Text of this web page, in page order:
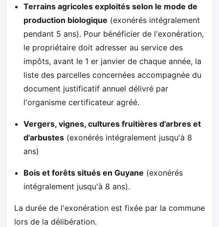
Terrains agricoles exploités selon le mode de
production biologique (exonérés intégralement
pendant 5 ans). Pour bénéficier de l'exonération,
le propriétaire doit adresser au service des
impôts, avant le 1 er janvier de chaque année, la
liste des parcelles concernées accompagnée du
document justificatif annuel délivré par
l'organisme certificateur agréé.
Vergers, vignes, cultures fruitières d'arbres et
d'arbustes (exonérés intégralement jusqu'à 8
ans)
Bois et forêts situés en Guyane (exonérés
intégralement jusqu'à 8 ans).
La durée de l'exonération est fixée par la commune
lors de la délibération.